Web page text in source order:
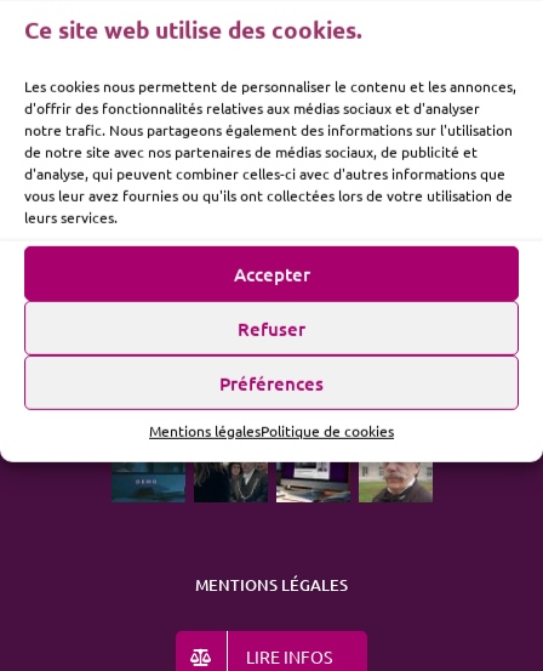
Ce site web utilise des cookies.
Les cookies nous permettent de personnaliser le contenu et les annonces,
d'offrir des fonctionnalités relatives aux médias sociaux et d'analyser
notre trafic. Nous partageons également des informations sur l'utilisation
de notre site avec nos partenaires de médias sociaux, de publicité et
d'analyse, qui peuvent combiner celles-ci avec d'autres informations que
vous leur avez fournies ou qu'ils ont collectées lors de votre utilisation de
leurs services.
Accepter
Refuser
Préférences
Mentions légalesPolitique de cookies
ME SUIVRE
ACTUALITÉ
MENTIONS LÉGALES
LIRE INFOS